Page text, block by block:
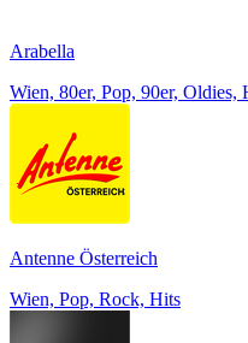
Arabella
Wien, 80er, Pop, 90er, Oldies,
Antenne Österreich
Wien, Pop, Rock, Hits